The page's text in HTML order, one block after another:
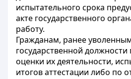
испытательного срока
акте государственного
работу.
Гражданам, ранее
государственной должности
оценки их деятельности,
итогов аттестации либо по